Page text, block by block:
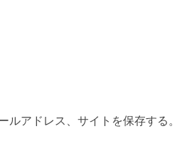
ルアドレス、サイトを保存する